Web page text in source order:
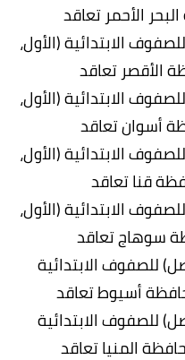
الأحمر تعاقد
الابتدائية (الأول،
الأقصر تعاقد
الابتدائية (الأول،
أسوان تعاقد
الابتدائية (الأول،
قنا تعاقد
الابتدائية (الأول،
سوهاج تعاقد
للصفوف الابتدائية
أسيوط تعاقد
للصفوف الابتدائية
المنيا تعاقد